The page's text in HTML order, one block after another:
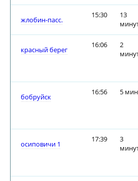
жлобин-пасс.
15:30
13
красный берег
16:06
2
бобруйск
16:56 5
осиповичи 1
17:39
3